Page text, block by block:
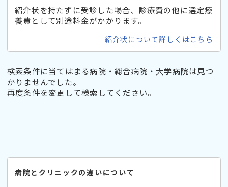
紹介状を持たずに受診した場合、診療費の他に選定療
養費として別途料金がかかります。
紹介状について詳しくはこちら
検索条件に当てはまる病院・総合病院・大学病院は見つ
かりませんでした。
再度条件を変更して検索してください。
病院とクリニックの違いについて